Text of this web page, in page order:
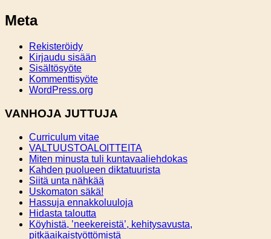
Meta
Rekisteröidy
Kirjaudu sisään
Sisältösyöte
Kommenttisyöte
WordPress.org
VANHOJA JUTTUJA
Curriculum vitae
VALTUUSTOALOITTEITA
Miten minusta tuli kuntavaaliehdokas
Kahden puolueen diktatuurista
Siitä unta nähkää
Uskomaton säkä!
Hassuja ennakkoluuloja
Hidasta taloutta
Köyhistä, ’neekereistä’, kehitysavusta,
pitkäaikaistyöttömistä